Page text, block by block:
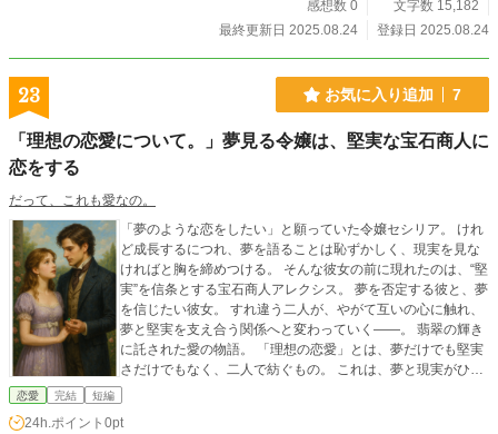
感想数 0
文字数 15,182
最終更新日 2025.08.24
登録日 2025.08.24
23 お気に入り追加 7
「理想の恋愛について。」夢見る令嬢は、堅実な宝石商人に
恋をする
だって、これも愛なの。
「夢のような恋をしたい」と願っていた令嬢セシリア。 けれ
ど成長するにつれ、夢を語ることは恥ずかしく、現実を見な
ければと胸を締めつける。 そんな彼女の前に現れたのは、“堅
実”を信条とする宝石商人アレクシス。 夢を否定する彼と、夢
を信じたい彼女。 すれ違う二人が、やがて互いの心に触れ、
夢と堅実を支え合う関係へと変わっていく――。 翡翠の輝き
に託された愛の物語。 「理想の恋愛」とは、夢だけでも堅実
さだけでもなく、二人で紡ぐもの。 これは、夢と現実がひと
つになる令嬢ロマンス。
恋愛 完結 短編
24h.ポイント 0pt